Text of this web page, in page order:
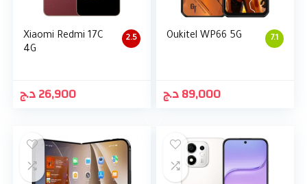
2.5
Xiaomi Redmi 17C
4G
26,900د.ج
7.1
Oukitel WP66 5G
89,000د.ج